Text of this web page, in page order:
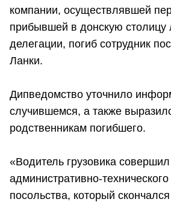
компании, осуществлявшей
прибывшей в донскую столицу
делегации, погиб сотрудник
Ланки.
Дипведомство уточнило
случившемся, а также
родственникам погибшего.
«Водитель грузовика
административно-
посольства, который